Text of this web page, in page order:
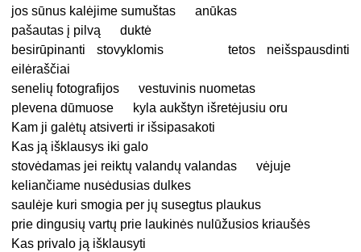
jos sūnus kalėjime sumuštas anūkas
pašautas į pilvą duktė
besirūpinanti stovyklomis tetos neišspausdinti
eilėraščiai
senelių fotografijos vestuvinis nuometas
plevena dūmuose kyla aukštyn išretėjusiu oru
Kam ji galėtų atsiverti ir išsipasakoti
Kas ją išklausys iki galo
stovėdamas jei reiktų valandų valandas vėjuje
keliančiame nusėdusias dulkes
saulėje kuri smogia per jų susegtus plaukus
prie dingusių vartų prie laukinės nulūžusios kriaušės
Kas privalo ją išklausyti